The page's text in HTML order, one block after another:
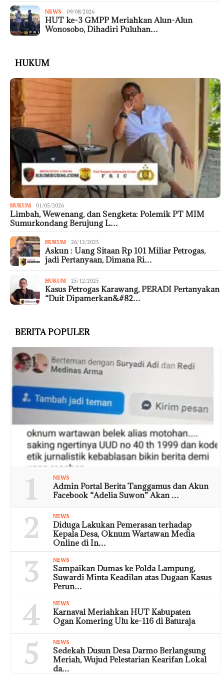
NEWS 09/08/2026
HUT ke-3 GMPP Meriahkan Alun-Alun
Wonosobo, Dihadiri Puluhan…
HUKUM
HUKUM 01/05/2026
Limbah, Wewenang, dan Sengketa: Polemik PT MIM
Sumurkondang Berujung L…
HUKUM 26/12/2025
Askun : Uang Sitaan Rp 101 Miliar Petrogas,
jadi Pertanyaan, Dimana Ri…
HUKUM 25/12/2025
Kasus Petrogas Karawang, PERADI Pertanyakan
“Duit Dipamerkan&#82…
BERITA POPULER
1 NEWS
Admin Portal Berita Tanggamus dan Akun
Facebook “Adelia Suwon” Akan …
2 NEWS
Diduga Lakukan Pemerasan terhadap
Kepala Desa, Oknum Wartawan Media
Online di In…
3 NEWS
Sampaikan Dumas ke Polda Lampung,
Suwardi Minta Keadilan atas Dugaan Kasus
Perun…
4 NEWS
Karnaval Meriahkan HUT Kabupaten
Ogan Komering Ulu ke-116 di Baturaja
5 NEWS
Sedekah Dusun Desa Darmo Berlangsung
Meriah, Wujud Pelestarian Kearifan Lokal
da…